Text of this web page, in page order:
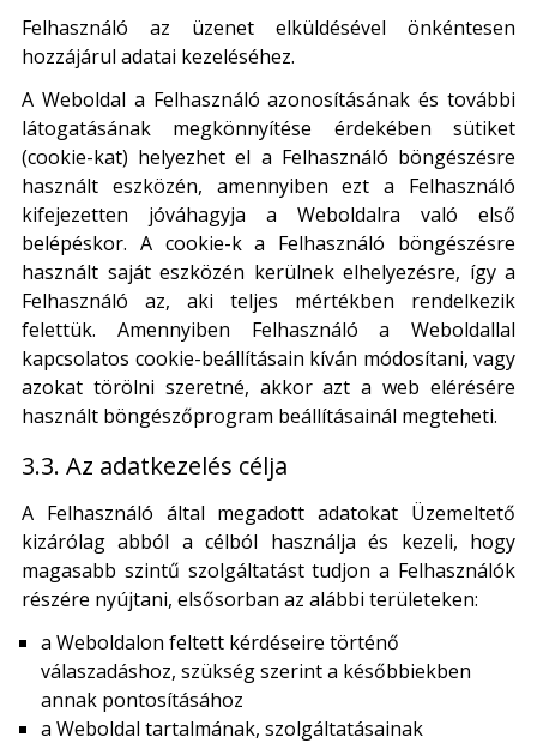
Felhasználó az üzenet elküldésével önkéntesen
hozzájárul adatai kezeléséhez.
A Weboldal a Felhasználó azonosításának és további
látogatásának megkönnyítése érdekében sütiket
(cookie-kat) helyezhet el a Felhasználó böngészésre
használt eszközén, amennyiben ezt a Felhasználó
kifejezetten jóváhagyja a Weboldalra való első
belépéskor. A cookie-k a Felhasználó böngészésre
használt saját eszközén kerülnek elhelyezésre, így a
Felhasználó az, aki teljes mértékben rendelkezik
felettük. Amennyiben Felhasználó a Weboldallal
kapcsolatos cookie-beállításain kíván módosítani, vagy
azokat törölni szeretné, akkor azt a web elérésére
használt böngészőprogram beállításainál megteheti.
3.3. Az adatkezelés célja
A Felhasználó által megadott adatokat Üzemeltető
kizárólag abból a célból használja és kezeli, hogy
magasabb szintű szolgáltatást tudjon a Felhasználók
részére nyújtani, elsősorban az alábbi területeken:
a Weboldalon feltett kérdéseire történő
válaszadáshoz, szükség szerint a későbbiekben
annak pontosításához
a Weboldal tartalmának, szolgáltatásainak